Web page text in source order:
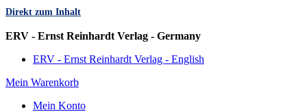
Direkt zum Inhalt
ERV - Ernst Reinhardt Verlag - Germany
ERV - Ernst Reinhardt Verlag - English
Mein Warenkorb
Mein Konto